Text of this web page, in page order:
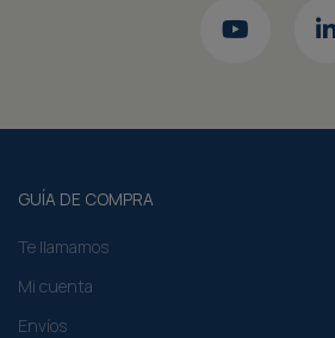
GUÍA DE COMPRA
Te llamamos
Mi cuenta
Envíos